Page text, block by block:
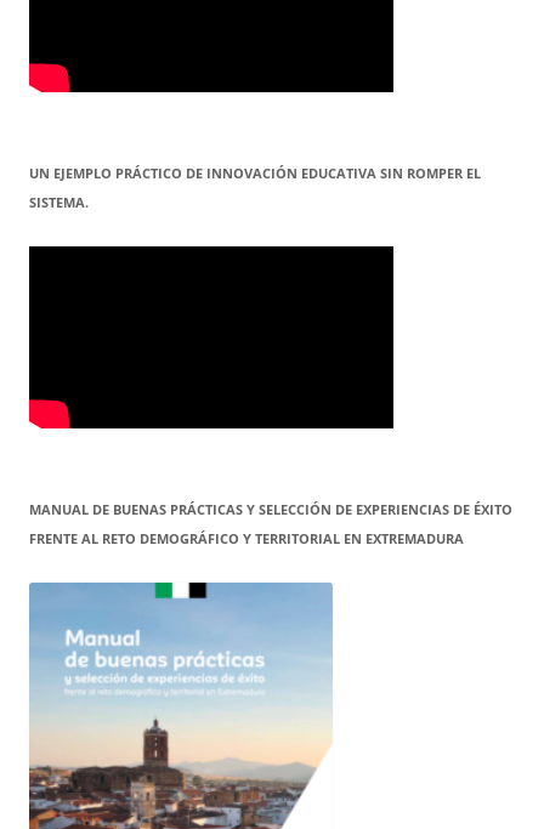
UN EJEMPLO PRÁCTICO DE INNOVACIÓN EDUCATIVA SIN ROMPER EL
SISTEMA.
MANUAL DE BUENAS PRÁCTICAS Y SELECCIÓN DE EXPERIENCIAS DE ÉXITO
FRENTE AL RETO DEMOGRÁFICO Y TERRITORIAL EN EXTREMADURA